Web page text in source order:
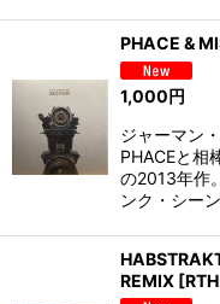
PHACE &
1,000円
ジャーマン
PHACEと相
の2013年作
ンク・シー
REMIX [